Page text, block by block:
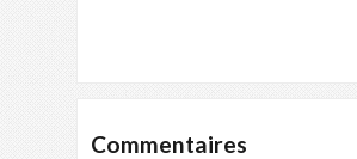
Commentaires